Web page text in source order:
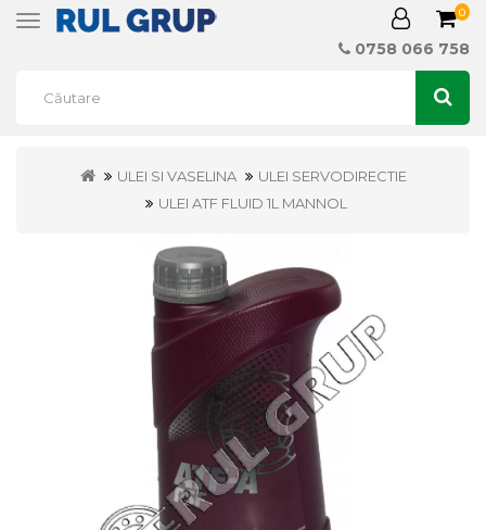
Toggle
0
0758 066 758
ULEI SI VASELINA
ULEI SERVODIRECTIE
ULEI ATF FLUID 1L MANNOL